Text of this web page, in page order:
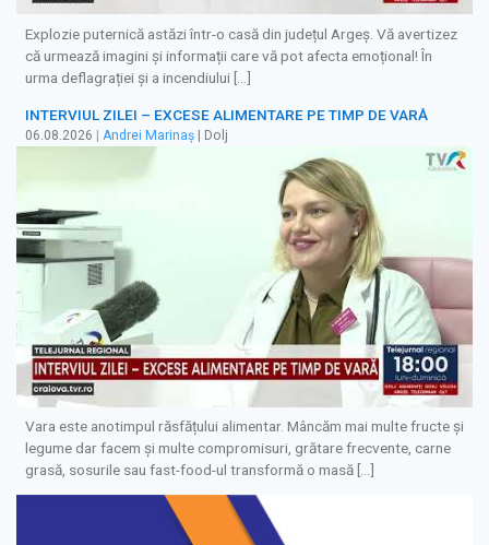
Explozie puternică astăzi într-o casă din județul Argeș. Vă avertizez
că urmează imagini și informații care vă pot afecta emoțional! În
urma deflagrației și a incendiului […]
INTERVIUL ZILEI – EXCESE ALIMENTARE PE TIMP DE VARĂ
06.08.2026 Andrei Marinaș | Dolj
Vara este anotimpul răsfățului alimentar. Mâncăm mai multe fructe și
legume dar facem și multe compromisuri, grătare frecvente, carne
grasă, sosurile sau fast-food-ul transformă o masă […]